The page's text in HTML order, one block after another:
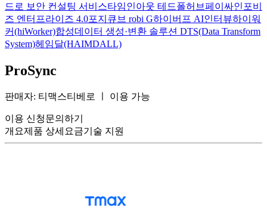
드로 보안 컨설팅 서비스타임인아웃 테드폴허브페이싸인 포비
즈 엔터프라이즈 4.0포지큐브 robi G하이버프 AI인터뷰하이워
커(hiWorker)합성데이터 생성·변환 솔루션 DTS(Data Transform
System)헤임달(HAIMDALL)
ProSync
판매자: 티맥스티베로 이용 가능
이용 신청문의하기
개요제품 상세 요금기술 지원